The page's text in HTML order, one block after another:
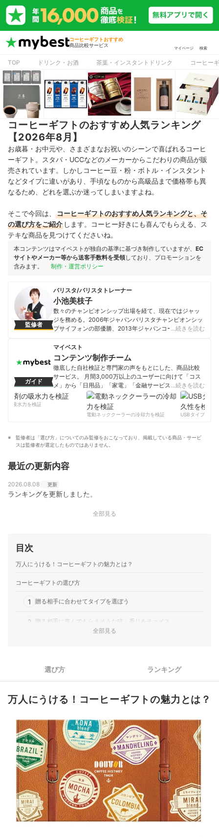
コーヒーギフトおすすめ
商品比較サービス
マイページ 検索
TOP ドリンク・お酒 茶葉・インスタントドリンク コーヒー
コーヒーギフトのおすすめ人気ランキング
【2026年8月】
お歳暮・お中元や、さまざまなお祝いのシーンで喜ばれるコーヒ
ーギフト。スタバ・UCCなどのメーカーからこだわりの商品が販
売されています。
しかしコーヒー豆・粉・ボトル・インスタント
などタイプに違いがあり、手頃なものから高級品まで価格帯も異
なるため、どれを選ぶか迷ってしまいますよね。
そこで今回は、
コーヒーギフトのおすすめ人気ランキングと、そ
の選び方をご紹介 します。コーヒー好きにも喜んでもらえる、ス
テキな商品を見つけてくださいね。
本コンテンツはマイベストが独自の基準に基づき制作していますが、 EC
サイトやメーカー等から送客手数料を受領しており、プロモーションを
含みます。
制作・運営ポリシー
監修者
バリスタ/バリスタトレーナー
小池美枝子
数々のチャンピオンシップ出場を経て、現在ではジャッ
ジを務める。2006年ジャパンバリスタチャンピオンシッ
プサイフォンの部優勝、2013年ジャパンコーヒーイング
ーヒー教室・コーヒーアカデミー ドンマイスターでの指
導のほか、書籍監修・飲料プロデュースなどもこなす。
小池美枝子のプロフィール
…続きを読む
ガイド
マイベスト
コンテンツ制作チーム
徹底した自社検証と専門家の声をもとにした、商品比較
サービス。 月間3,000万以上のユーザーに向けて「コス
メ」から「日用品」「家電」「金融サービス」まで、ベ
ストな商品を選んでもらうために、毎日コンテンツを制
コンテンツ制作チームのプロフィール
…続きを読む
の吸水力を検証
電動ネッククーラーの冷却力を検証
USBタイプCケー
監修者は「選び方」についてのみ監修をおこなっており、掲載している商品・サービ
スは監修者が選定したものではありません。
最近の更新内容
2026.08.08 更新
ランキングを更新しました。
全部見る
目次
万人にうける！コーヒーギフトの魅力とは？
コーヒーギフトの選び方
1 贈る相手に合わせてタイプを選ぼう
2 贈る相手に喜んでもらえそうな味・香りをチョイス
5 パッケージ・セット内容にも注目しよう
6 コーヒー好き憧れの人気ブランドも押さえよう
コーヒーギフト全45商品おすすめ人気ランキング
プレゼントには、コーヒーメーカーもおすすめ！
コーヒーギフトの売れ筋ランキングもチェック！
全部見る
選び方 ランキング
万人にうける！コーヒーギフトの魅力とは？